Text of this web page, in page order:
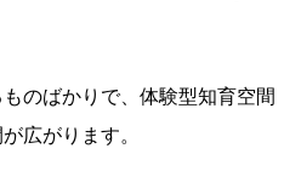
のばかりで、体験型知育空間
広がります。